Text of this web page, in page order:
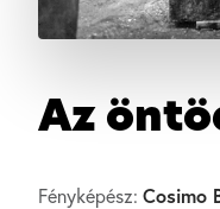
Az
Fényképész: Cosimo